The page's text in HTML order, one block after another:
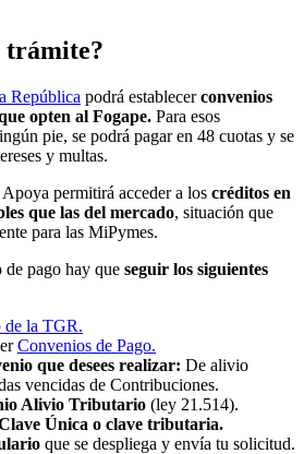
trámite?
República podrá establecerconvenios
opten al Fogape. Para esos
pie, se podrá pagar en 48 cuotas y se
y multas.
permitirá acceder a los créditos en
que las del mercado, situación que
para las MiPymes.
pago hay que seguir los siguientes
de la TGR.
Convenios de Pago.
que desees realizar: De alivio
vencidas de Contribuciones.
Alivio Tributario (ley 21.514).
Única o clave tributaria.
que se despliega y envía tu solicitud.